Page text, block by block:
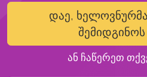
დაე,
შემიდგინოს
ან ჩაწერეთ